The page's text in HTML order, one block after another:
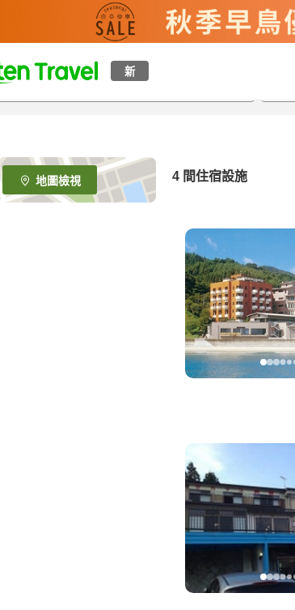
新
地圖檢視 4 間住宿設施